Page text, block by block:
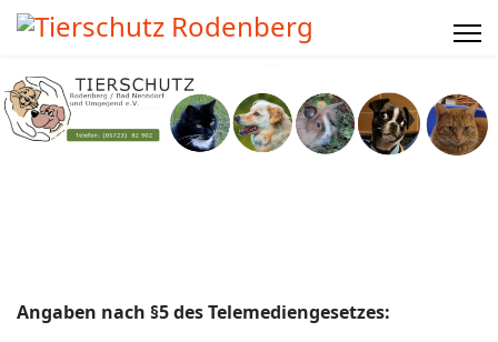
Angaben nach §5 des Telemediengesetzes: